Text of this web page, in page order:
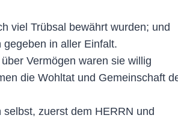
viel Trübsal bewährt wurden; und
in aller Einfalt.
Vermögen waren sie willig
die Wohltat und Gemeinschaft
zuerst dem HERRN und